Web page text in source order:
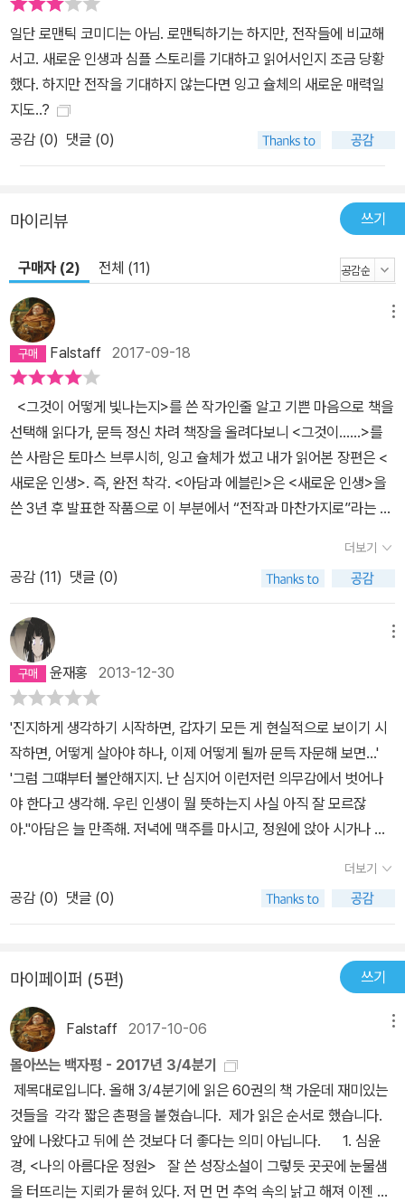
키아로, 체코슬로바키아에서 헝가리로 이동하며 국경을 넘는다. 여정
중간 중간을 그리는 여러 에피소드들은 1989년 당시 독일 분단과 통
일의 모습들을 풍경처럼 보여 준다. 동독을 떠나 서독으로 가기 위해
몰래 국경을 넘는 사람들, 그런 사람들을 적발하기 위한 엄격한 검문
과 통제, 서독 사람이 동독 체제에 대해 느끼는 우월감, 동독 사람들과
서독 사람들의 사고방식 차이 등은 두 주인공의 눈을 통해 생생하게
묘사된다. 슐체는 이미 <심플 스토리>(1998), <새로운 인생>(200
겪은 사회적, 심리적 변화에 주목했다. <아담과 에블린>에서도 동일
축하할 만한 사건으로 받아들였고, 동독 체제가 무너져 서독으로 편
입된 상황에서 큰 변화나 충격을 겪지 않았다. 이에 반해, 동독 사람들
에게 통일은 엄청난 변화를 의미했다. 사회 시스템 전반이 완전히 뒤
바뀐 결과, 새로운 가치관과 생활 방식을 받아들여야 했기 때문이다.
이러한 상황은 동독과 서독, 서로 다른 사고방식과 문화 사이에서 갈
생으로 ‘동독 3세대 작가’에 속하는 슐체는 젊은 나이에 통일을 맞았
고 동독 사회주의의 부조리와 서독 자본주의의 폐해를 모두 체험했
다. 그는 통일을 축복으로만 받아들이지 않으며, 그렇다고 해서 과거
동독에서의 삶을 긍정적으로만 그리지도 않는다. 슐체는 과거 역사와
현실 상황에 대한 객관적 시각을 바탕으로 동독과 서독 중간에서 균
형을 잡으며, 역사의 소용돌이에 휘말린 인물들의 ‘진짜 삶’을 그려 낸
다. 슐체가 그리는 통일의 풍경은 분단 상황에 처한 한국의 현재와 미
지만은 않은 통일 이야기, 가볍지만은 않은 사랑 이야기 분명 <아담
과 에블린>은 큰 정치적, 역사적 사건인 독일 통일을 다룬다. 하지만
슐체는 자칫 무거울 수 있는 주제를 가볍고 경쾌하게 표현해 낸다. 총
55개의 장(章)들은 영화의 신(Scene) 하나하나와 흡사하다. 각 장
시작 부분에서 독자는 느닷없는 상황에 직면한다. 이전 장과 새로운
장 사이 이야기는 생략되며, 오직 인물들 사이의 대화를 통해 간접적
으로 알 수 있을 따름이다. 또한 등장인물들이 주고받는 간결하고 빠
른 템포의 대화는 영화 시나리오를 보는 듯하다. 슐체는 통일에 대한
소설을 쓰면서도 평범한 두 주인공의 삶과 사랑에 주목한다. 아담과
이 아니다. 이들은 주변에서 쉽게 찾아볼 수 있는 평범한 연인이며 서
로 옥신각신하며 사랑을 둘러싼 줄다리기를 벌인다. 그렇다고 해서 <
아담과 에블린>을 ‘가벼운 사랑 이야기’로만 보기는 힘들다. 아담은
인생을 건 선택을 해야 한다. 에블린은 새로운 삶과 아담과의 사랑을
괴력을 지닌다. <아담과 에블린>은 동독과 서독 사이에서, 무거움과
가벼움 사이에서, 사랑과 인생 사이에서, 안정과 변화 사이에서 끊임
없이 흔들리는 아담과 에블린을 그린다. 역사의 기록은 1989년 11월
베를린 장벽의 붕괴와 함께 적어도 겉보기에는 ‘해피엔드’로 끝을 맺
는다. 하지만 두 연인의 이야기 또한 ‘해피엔드’로 끝나는지는 두고 볼
일이다. 분명한 사실은, 슐체가 그리는 아담과 에블린의 사랑 이야기
가 너무도 매혹적으로 다가온다는 것이다.
일단 로맨틱 코미디는 아님. 로맨틱하기는 하지만, 전작들에 비교해
서고. 새로운 인생과 심플 스토리를 기대하고 읽어서인지 조금 당황
했다. 하지만 전작을 기대하지 않는다면 잉고 슐체의 새로운 매력일
지도..?
공감 (0) 댓글 (0)
마이리뷰 쓰기
구매자 (2) 전체 (11)
Falstaff 2017-09-18
<그것이 어떻게 빛나는지>를 쓴 작가인줄 알고 기쁜 마음으로 책을
선택해 읽다가, 문득 정신 차려 책장을 올려다보니 <그것이……>를
쓴 사람은 토마스 브루시히, 잉고 슐체가 썼고 내가 읽어본 장편은 <
새로운 인생>. 즉, 완전 착각. <아담과 에블린>은 <새로운 인생>을
쓴 3년 후 발표한 작품으로 이 부분에서 “전작과 마찬가지로”라는 구
이……>와 아주 비슷하게” 동서 독일의 1989년 통일 시기에 동독 인
민들의 선택을 둘러싼 갈등을 두 주인공, 아담과 에블린, 아담은 다들
아실 것이고 ‘에블린’은 ‘이브’를 연상시키는 독일 이름이라고 하니,
저 예전에 ‘말씀’이 있어서 지구상 제일 먼저 만들어진 남자와 여자를
은유하는 두 남녀 주인공을 등장시켜, 통독 과정 당시 일반 동쪽 독일
인민들의 난감한 의식을 재미나게 묘사하고 있다. 여기서 난감한 의
식이라 함은 에블린으로 대표하는 많은 동독 시민들은 서구를 동경하
다가 드디어 탈동脫東에 성공한 사람을 대표하고, 아담은 굳이 체제
가 마음에 들어서가 아니라 삶의 방식을 꼭 바꿔야할 이유를 알지 못
하고, 그럴 필요도 느끼지 못해 그냥 동쪽에 머물고 싶으나 사랑하는
에블린이 꼭 동쪽에서 살아야하다니 차마 그녀와 떨어질 수 없어 어
영부영 서쪽에 살게 된 인물을 대표한다. 그래서 어쨌거나 동쪽에서
낳고 자라고, 그 정도면 잘 체제에 적응하여 어렵지 않게 살았던 인간
들이 처음으로 자본주의 가치관과 체제로 탈출하게 되어 아담과 이
아마 나 말고도 많은 분들이 이 책은 저절로 아담의 시각에서 읽었을
거라고 믿는다), 동쪽 독일에서 아담의 직업은 여성의류 재봉사. 일단
외국어로 표기해야 더 좋게 들린다는 몽매한 21세기 대한민국 언어의
흐름을 좇아 얘기하자면 여성 의류 디자이너로, 자신이 (주로 중년의
돈 많은) 여인들의 세련된 옷을 디자인해서 지어준 다음에 자신의 ‘작
품’을 입힌 채로 사진 한 방을 찍어 보관하는 버릇을 가지고 있으며,
뭐 상황이 피할 수 없게 진전될 경우엔 자기도 모르게 저절로 작품을
몸에 걸친 여인들로부터 직접 만든 작품을 홀딱 벗게 만드는 신공을
가지고 있는 30대 초반의 남자. 어느 날 릴리라는 이름의 나이 들고
포동포동한 중년 여인에게 자신이 지은 옷을 입히면서 옷의 효과를
더보기
공감 (11) 댓글 (0)
윤재홍 2013-12-30
'진지하게 생각하기 시작하면, 갑자기 모든 게 현실적으로 보이기 시
작하면, 어떻게 살아야 하나, 이제 어떻게 될까 문득 자문해 보면...'
'그럼 그떄부터 불안해지지. 난 심지어 이런저런 의무감에서 벗어나
야 한다고 생각해. 우린 인생이 뭘 뜻하는지 사실 아직 잘 모르잖
아.''아담은 늘 만족해. 저녁에 맥주를 마시고, 정원에 앉아 시가나 피
도 잘 통한다니까. 난 그런 점에 끌렸어. 그는 아무것에도 메이지 않았
어. 그거 알아? 아담은 독특했어. 대학교에서 사귄 친구들은 죄다 조
심성 많고 고분고분 말을 잘 듣는 사람들이었지. 하지만 아담은 완전
만 앉아 있으니..''넌 모를 거야, 내가 여기 이 모든 것을 얼마나 만끽하
고 있는지.'라고 에블린이 말했다.'다른 데서 살아 본 적은 한 반도 없
었던 느낌이야.'몇 모금 빤 후 그녀는 담배를 눌러 껐다.처음에 그녀는
그가 쓴 자신의 밀짚모자를 보았다.아담은 펼쳐진 앨범을 악보처럼
들고서 거기 붙은 커다란 여자 사진들을 찢어내 불꽃 속으로 던져 넣
었다.서두르는 기색이라곤 없었다.그는 페이지를 넘겨 다음 사진을
꺼내 불 속으로 던졌다.사진 한 장이 다 타지 않고 펄럭거리며 위쪽으
로 날아오르다가 이내 오그라들며 열기 속으로 사라졌다.에블린을 가
장 무섭게 한 건 그의 행동이 보여주는 규칙성과 차분함이었다....갑자
더보기
공감 (0) 댓글 (0)
마이페이퍼 (5편) 쓰기
Falstaff 2017-10-06
몰아쓰는 백자평 - 2017년 3/4분기
제목대로입니다. 올해 3/4분기에 읽은 60권의 책 가운데 재미있는
것들을 각각 짧은 촌평을 붙혔습니다. 제가 읽은 순서로 했습니다.
앞에 나왔다고 뒤에 쓴 것보다 더 좋다는 의미 아닙니다. 1. 심윤
경, <나의 아름다운 정원> 잘 쓴 성장소설이 그렇듯 곳곳에 눈물샘
을 터뜨리는 지뢰가 묻혀 있다. 저 먼 먼 추억 속의 낡고 해져 이젠 누